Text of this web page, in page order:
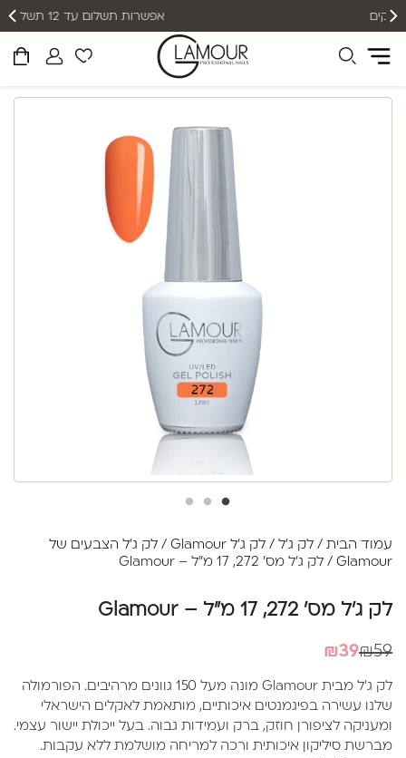
עמוד הבית / לק ג'ל / לק ג'ל Glamour / לק ג'ל הצבעים של
Glamour / לק ג'ל מס' 272, 17 מ"ל – Glamour
לק ג'ל מס' 272, 17 מ"ל – Glamour
₪59
המחיר
היה:
₪59.
₪39
המחיר
הוא:
₪39.
לק ג'ל מבית Glamour מונה מעל 150 גוונים מרהיבים. הפורמולה
שלנו עשירה בפיגמנטים איכותיים, מותאמת לאקלים הישראלי
ומעניקה לציפורן חוזק, ברק ועמידות גבוה. בעל ייכולת יישור עצמי.
מברשת סיליקון איכותית ורכה למריחה מושלמת ללא עקבות.